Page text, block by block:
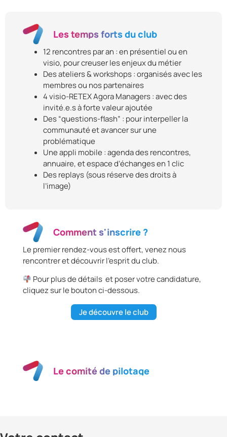
Les temps forts du club
12 rencontres par an : en présentiel ou en
visio, pour creuser les enjeux du métier
Des ateliers & workshops : organisés avec les
membres ou nos partenaires
4 visio-RETEX Agora Managers : avec des
invité.e.s à forte valeur ajoutée
Des “questions-flash” : pour interpeller la
communauté et avancer sur une
problématique
Une appli mobile : agenda des rencontres,
annuaire, et espace d’échanges en 1 clic
Des replays (sous réserve des droits à
l’image)
Comment s'inscrire ?
Le premier rendez-vous est offert, venez nous
rencontrer et découvrir l’esprit du club.
Pour plus de détails et poser votre candidature,
cliquez sur le bouton ci-dessous.
Je découvre le club
Le comité de pilotage